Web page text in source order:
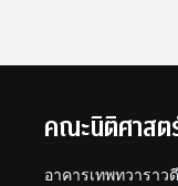
คณะนิติศาสต
อาคารเทพทวาราวดี